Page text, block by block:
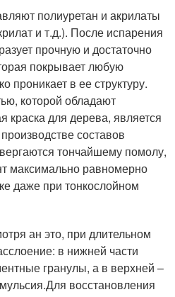
полиуретан и акрилаты
и т.д.). После испарения
прочную и достаточно
покрывает любую
проникает в ее структуру.
которой обладают
краска для дерева, является
составов
тончайшему помолу,
максимально равномерно
даже при тонкослойном
ан это, при длительном
в нижней части
гранулы, а в верхней –
восстановления